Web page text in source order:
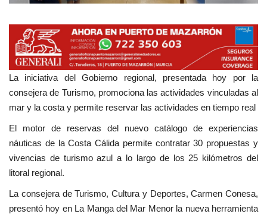
La iniciativa del Gobierno regional, presentada hoy por la
consejera de Turismo, promociona las actividades vinculadas al
mar y la costa y permite reservar las actividades en tiempo real
El motor de reservas del nuevo catálogo de experiencias
náuticas de la Costa Cálida permite contratar 30 propuestas y
vivencias de turismo azul a lo largo de los 25 kilómetros del
litoral regional.
La consejera de Turismo, Cultura y Deportes, Carmen Conesa,
presentó hoy en La Manga del Mar Menor la nueva herramienta